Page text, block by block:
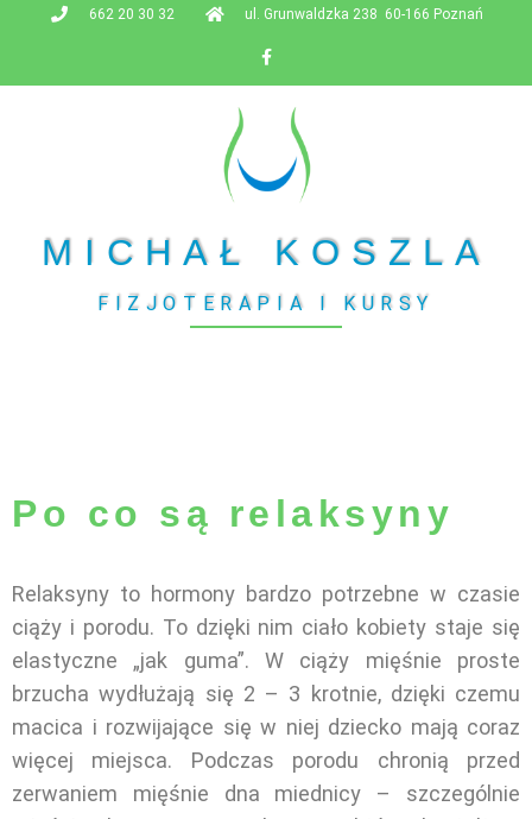
662 20 30 32 ul. Grunwaldzka 238 60-166 Poznań
MICHAŁ KOSZLA
FIZJOTERAPIA I KURSY
Po co są relaksyny
Relaksyny to hormony bardzo potrzebne w czasie
ciąży i porodu. To dzięki nim ciało kobiety staje się
elastyczne „jak guma”. W ciąży mięśnie proste
brzucha wydłużają się 2 – 3 krotnie, dzięki czemu
macica i rozwijające się w niej dziecko mają coraz
więcej miejsca. Podczas porodu chronią przed
zerwaniem mięśnie dna miednicy – szczególnie